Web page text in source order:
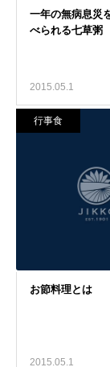
2015.05.1
行事食
2015.05.1